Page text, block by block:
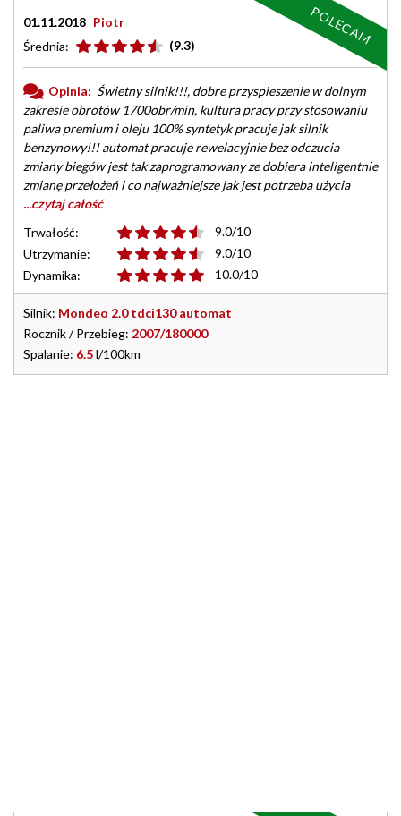
01.11.2018 Piotr
Średnia:
(9.3)
Opinia: Świetny silnik!!!, dobre przyspieszenie w dolnym
zakresie obrotów 1700obr/min, kultura pracy przy stosowaniu
paliwa premium i oleju 100% syntetyk pracuje jak silnik
benzynowy!!! automat pracuje rewelacyjnie bez odczucia
zmiany biegów jest tak zaprogramowany ze dobiera inteligentnie
zmianę przełożeń i co najważniejsze jak jest potrzeba użycia
...czytaj całość
Trwałość:
9.0/10
Utrzymanie:
9.0/10
Dynamika:
10.0/10
Silnik: Mondeo 2.0 tdci130 automat
Rocznik / Przebieg: 2007/180000
Spalanie: 6.5l/100km
POLECAM